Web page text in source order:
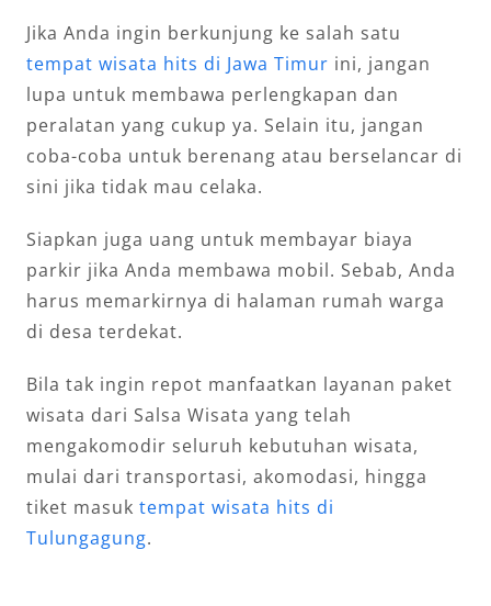
Jika Anda ingin berkunjung ke salah satu
tempat wisata hits di Jawa Timur ini, jangan
lupa untuk membawa perlengkapan dan
peralatan yang cukup ya. Selain itu, jangan
coba-coba untuk berenang atau berselancar di
sini jika tidak mau celaka.
Siapkan juga uang untuk membayar biaya
parkir jika Anda membawa mobil. Sebab, Anda
harus memarkirnya di halaman rumah warga
di desa terdekat.
Bila tak ingin repot manfaatkan layanan paket
wisata dari Salsa Wisata yang telah
mengakomodir seluruh kebutuhan wisata,
mulai dari transportasi, akomodasi, hingga
tiket masuk tempat wisata hits di
Tulungagung.